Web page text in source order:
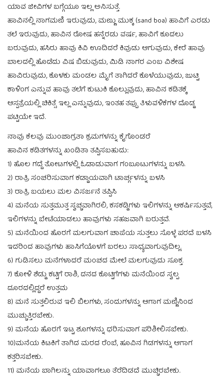
ಯಾವ ಜೀವಿಗಳ ಬಗ್ಗೆಯೂ ಇಲ್ಲ ಅನಿಸುತ್ತೆ.
ಹಾವಿನಲ್ಲಿ ನಾಗಮಣಿ ಇರುವುದು, ಮಣ್ಣು ಮುಕ್ಕ (sand boa) ಹಾವಿಗೆ ಎರಡು
ತಲೆ ಇರುವುದು, ಹಾವಿನ ರೋಷ ಹನ್ನೆರಡು ವರ್ಷ, ಹಾವಿಗೆ ಕೂದಲು
ಬರುವುದು, ಹಸಿರು ಹಾವು ಕಿವಿ ಊದಿದರೆ ಕಿವುಡು ಆಗುವುದು, ಕೇರೆ ಹಾವು
ಬಾಲದಲ್ಲಿ ಹೊಡೆದು ವಿಷ ಬಿಡುವುದು, ಮಿಡಿ ನಾಗರ ಎಂಬ ವಿಶೇಷ
ಹಾವಿರುವುದು, ಕೊಳಕು ಮಂಡಲ ಮೈಗೆ ತಾಗಿದರೆ ಕೊಳೆಯುವುದು, ಜುಟ್ಟಿ
ಕಾಳಿಂಗ ಎನ್ನುವ ಹಾವು ತಲೆಗೆ ಕುಟುಕಿ ಕೊಲ್ಲುವುದು, ಹಾವಿನ ಕಡಿತಕ್ಕೆ
ಆಸ್ಪತ್ರೆಯಲ್ಲಿ ಚಿಕಿತ್ಸೆ ಇಲ್ಲ ಎನ್ನುವುದು, ಇಂತಹ ತಪ್ಪು ತಿಳುವಳಿಕೆಗಳ ದೊಡ್ಡ
ಪಟ್ಟಿಯೇ ಇದೆ.
ನಾವು ಕೆಲವು ಮುಂಜಾಗ್ರತಾ ಕ್ರಮಗಳನ್ನು ಕೈಗೊಂಡರೆ
ಹಾವಿನ ಕಡಿತಗಳನ್ನು ಖಂಡಿತಾ ತಪ್ಪಿಸಬಹುದು:
1) ಹೊಲ ಗದ್ದೆ ತೋಟಗಳಲ್ಲಿ ಓಡಾಡುವಾಗ ಗಂಬೂಟುಗಳನ್ನು ಬಳಸಿ.
2) ರಾತ್ರಿ ಸಂಚರಿಸುವಾಗ ಕಡ್ಡಾಯವಾಗಿ ಟಾರ್ಚ್ಗಳನ್ನು ಬಳಸಿ
3) ರಾತ್ರಿ ಬಯಲು ಮಲ ವಿಸರ್ಜನೆ ತಪ್ಪಿಸಿ
4) ಮನೆಯ ಸುತ್ತಮುತ್ತ ಸ್ವಚ್ಚವಾಗಿರಲಿ, ಕಸಕಡ್ಡಿಗಳು ಇಲಿಗಳನ್ನು ಆಕರ್ಷಿಸುತ್ತವೆ,
ಇಲಿಗಳನ್ನು ಬೇಟೆಯಾಡಲು ಹಾವುಗಳು ಸಹಜವಾಗಿ ಬರುತ್ತವೆ.
5) ಮನೆಯಿಂದ ಹೊರಗೆ ಮಲಗುವಾಗ ಚಾಪೆಯ ಸುತ್ತಲು ಸೊಳ್ಳೆ ಪರದೆ ಬಳಸಿ
ಇದರಿಂದ ಹಾವುಗಳು ಹಾಸಿಗೆಯೊಳಗೆ ಬರಲು ಸಾಧ್ಯವಾಗುವುದಿಲ್ಲ.
6) ಗುಡಿಸಲು ಮನೆಗಳಾದರೆ ಮಂಚದ ಮೇಲೆ ಮಲಗುವುದು ಸೂಕ್ತ.
7) ಕೋಳಿ ಶೆಡ್ಡು ಕಟ್ಟಿಗೆ ರಾಶಿ, ದನದ ಕೊಟ್ಟಿಗೆಗಳು ಮನೆಯಿಂದ ಸ್ವಲ್ಪ
ದೂರದಲ್ಲಿದ್ದರೆ ಉತ್ತಮ
8) ಮನೆ ಸುತ್ತಲಿರುವ ಇಲಿ ಬಿಲಗಳು, ಸಂದುಗಳನ್ನು ಆಗಾಗ ಮಣ್ಣಿನಿಂದ
ಮುಚ್ಚುತ್ತಿರಬೇಕು.
9) ಮನೆಯ ಹೊರಗೆ ಇಟ್ಟ ಶೂಗಳನ್ನು ಧರಿಸುವಾಗ ಪರಿಶೀಲಿಸಬೇಕು.
10)ಮನೆಯ ಕಿಟಕಿಗೆ ತಾಗಿದ ಮರದ ರೆಂಬೆ, ಹೂವಿನ ಗಿಡಗಳನ್ನು ಆಗಾಗ
ಕತ್ತರಿಸಬೇಕು.
11) ಮನೆಯ ಬಾಗಿಲನ್ನು ಯಾವಾಗಲೂ ತೆರೆದಿಡದೆ ಮುಚ್ಚಿರಬೇಕು.